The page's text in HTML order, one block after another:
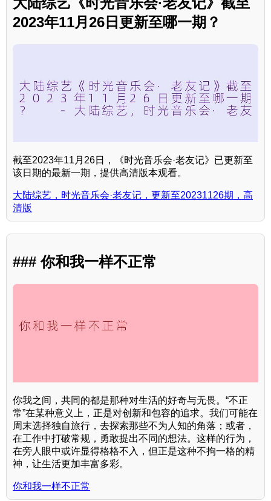
2023年11月26日更新至哪一期？
截至2023年11月26日，《时光音乐会·老友记》已更新至
该日期的最新一期，提供高清版本观看。
大陆综艺，时光音乐会·老友记，更新至20231126期，高
清版
### 你和我一样不正常
你我之间，共同的都是那种对生活的好奇与无畏。“不正
常”在某种意义上，正是对创新和包容的追求。我们可能在
周末选择独自旅行，去探索那些不为人知的角落；或者，
在工作中打破常规，勇敢提出不同的想法。这样的行为，
在旁人眼中或许显得格格不入，但正是这种不拘一格的精
神，让生活更加丰富多彩。
你和我一样不正常